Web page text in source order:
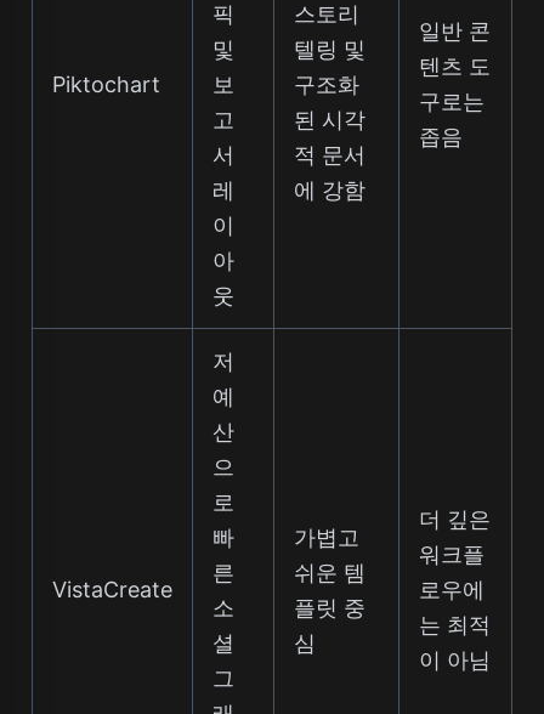
Piktochart
픽
및
보
고
서
레
이
아
웃
스토리
텔링 및
구조화
된 시각
적 문서
에 강함
일반 콘
텐츠 도
구로는
좁음
VistaCreate
저
예
산
으
로
빠
른
소
셜
그
가볍고
쉬운 템
플릿 중
심
더 깊은
워크플
로우에
는 최적
이 아님